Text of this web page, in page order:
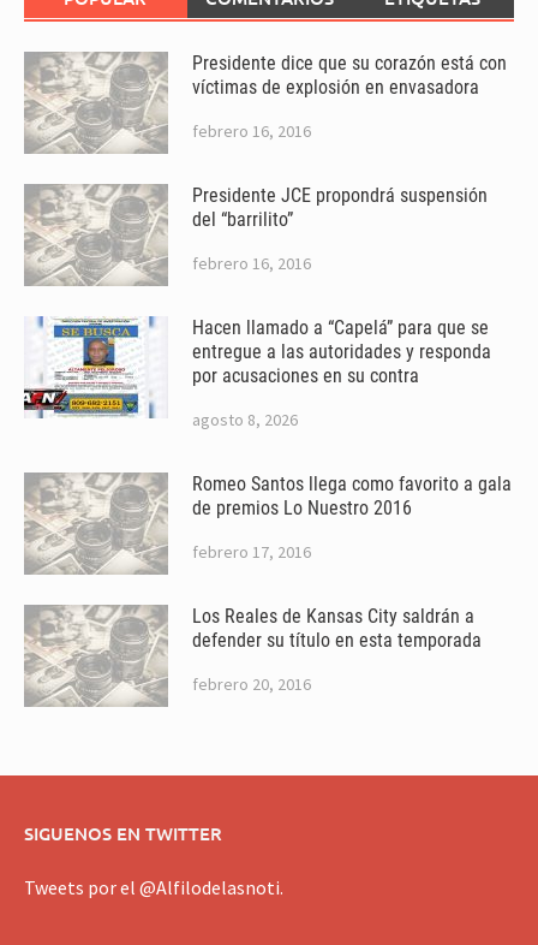
Presidente dice que su corazón está con
víctimas de explosión en envasadora
febrero 16, 2016
Presidente JCE propondrá suspensión
del “barrilito”
febrero 16, 2016
Hacen llamado a “Capelá” para que se
entregue a las autoridades y responda
por acusaciones en su contra
agosto 8, 2026
Romeo Santos llega como favorito a gala
de premios Lo Nuestro 2016
febrero 17, 2016
Los Reales de Kansas City saldrán a
defender su título en esta temporada
febrero 20, 2016
SIGUENOS EN TWITTER
Tweets por el @Alfilodelasnoti.